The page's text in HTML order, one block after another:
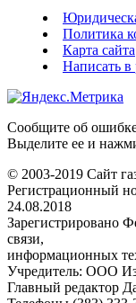
Политика
Карта сайта
Написать
Сообщите об
Выделите ее и
© 2003-2019 Сайт
Регистрационный
24.08.2018
Зарегистрировано
связи,
информационных
Учредитель: ООО
Главный редактор